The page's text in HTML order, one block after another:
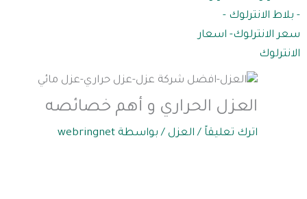
العزل الحراري و أهم خصائصه
اترك تعليقاً / العزل / بواسطة webringnet